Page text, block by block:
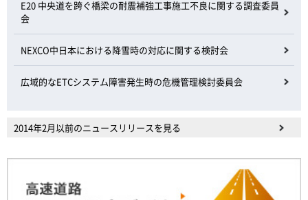
E20 中央道を跨ぐ橋梁の耐震補強工事施工不良に関する調査委員
会
NEXCO中日本における降雪時の対応に関する検討会
広域的なETCシステム障害発生時の危機管理検討委員会
2014年2月以前のニュースリリースを見る